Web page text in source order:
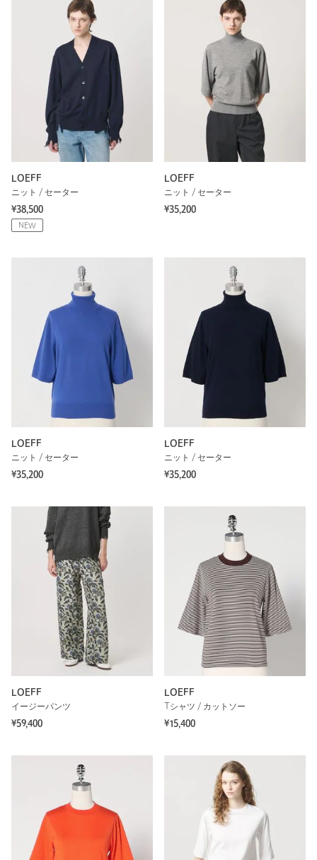
LOEFF
ニット / セーター
¥38,500
NEW
LOEFF
ニット / セーター
¥35,200
LOEFF
ニット / セーター
¥35,200
LOEFF
ニット / セーター
¥35,200
LOEFF
イージーパンツ
¥59,400
LOEFF
Tシャツ / カットソー
¥15,400